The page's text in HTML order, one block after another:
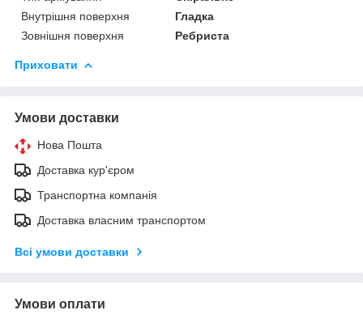
Внутрішня поверхня
Гладка
Зовнішня поверхня
Ребриста
Приховати
Умови доставки
Нова Пошта
Доставка кур'єром
Транспортна компанія
Доставка власним транспортом
Всі умови доставки
Умови оплати